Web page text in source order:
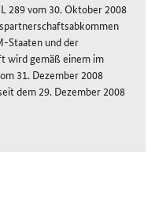
289 vom 30. Oktober 2008
Staaten und der
wird gemäß einem im
31. Dezember 2008
dem 29. Dezember 2008